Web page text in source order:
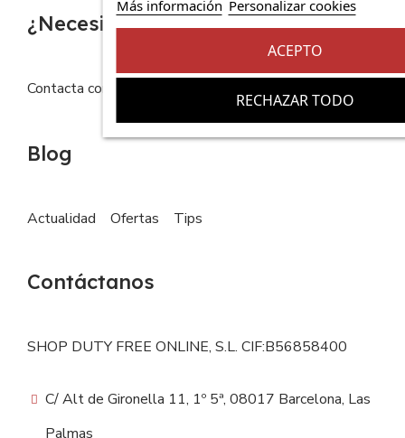
Más información Personalizar cookies
RECHAZAR TODO
ACEPTO
¿Necesitas ayuda?
Contacta con nosotros
Blog
Actualidad Ofertas Tips
Contáctanos
SHOP DUTY FREE ONLINE, S.L. CIF:B56858400
C/ Alt de Gironella 11, 1º 5ª, 08017 Barcelona, Las
Palmas